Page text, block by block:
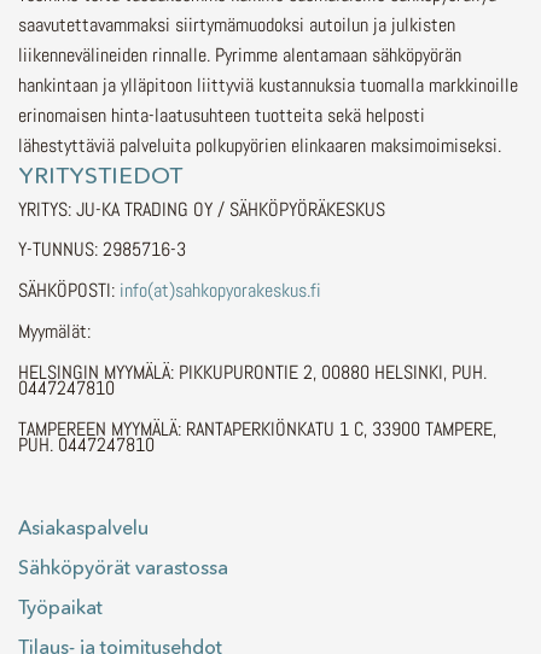
saavutettavammaksi siirtymämuodoksi autoilun ja julkisten
liikennevälineiden rinnalle. Pyrimme alentamaan sähköpyörän
hankintaan ja ylläpitoon liittyviä kustannuksia tuomalla markkinoille
erinomaisen hinta-laatusuhteen tuotteita sekä helposti
lähestyttäviä palveluita polkupyörien elinkaaren maksimoimiseksi.
YRITYSTIEDOT
YRITYS: JU-KA TRADING OY / SÄHKÖPYÖRÄKESKUS
Y-TUNNUS: 2985716-3
SÄHKÖPOSTI: info(at)sahkopyorakeskus.fi
Myymälät:
HELSINGIN MYYMÄLÄ: PIKKUPURONTIE 2, 00880 HELSINKI, PUH.
0447247810
TAMPEREEN MYYMÄLÄ: RANTAPERKIÖNKATU 1 C, 33900 TAMPERE,
PUH. 0447247810
Asiakaspalvelu
Sähköpyörät varastossa
Työpaikat
Tilaus- ja toimitusehdot